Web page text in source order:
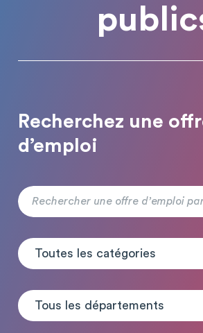
Recherchez une
d’emploi
Toutes les catégories
Tous les départements